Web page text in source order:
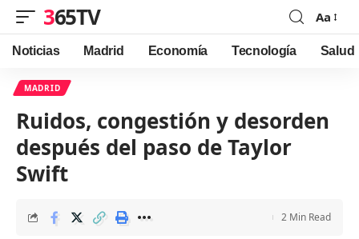
365TV
Font
Resizer
Aa
Noticias Madrid Economía Tecnología Salud
MADRID
Ruidos, congestión y desorden
después del paso de Taylor
Swift
2 Min Read